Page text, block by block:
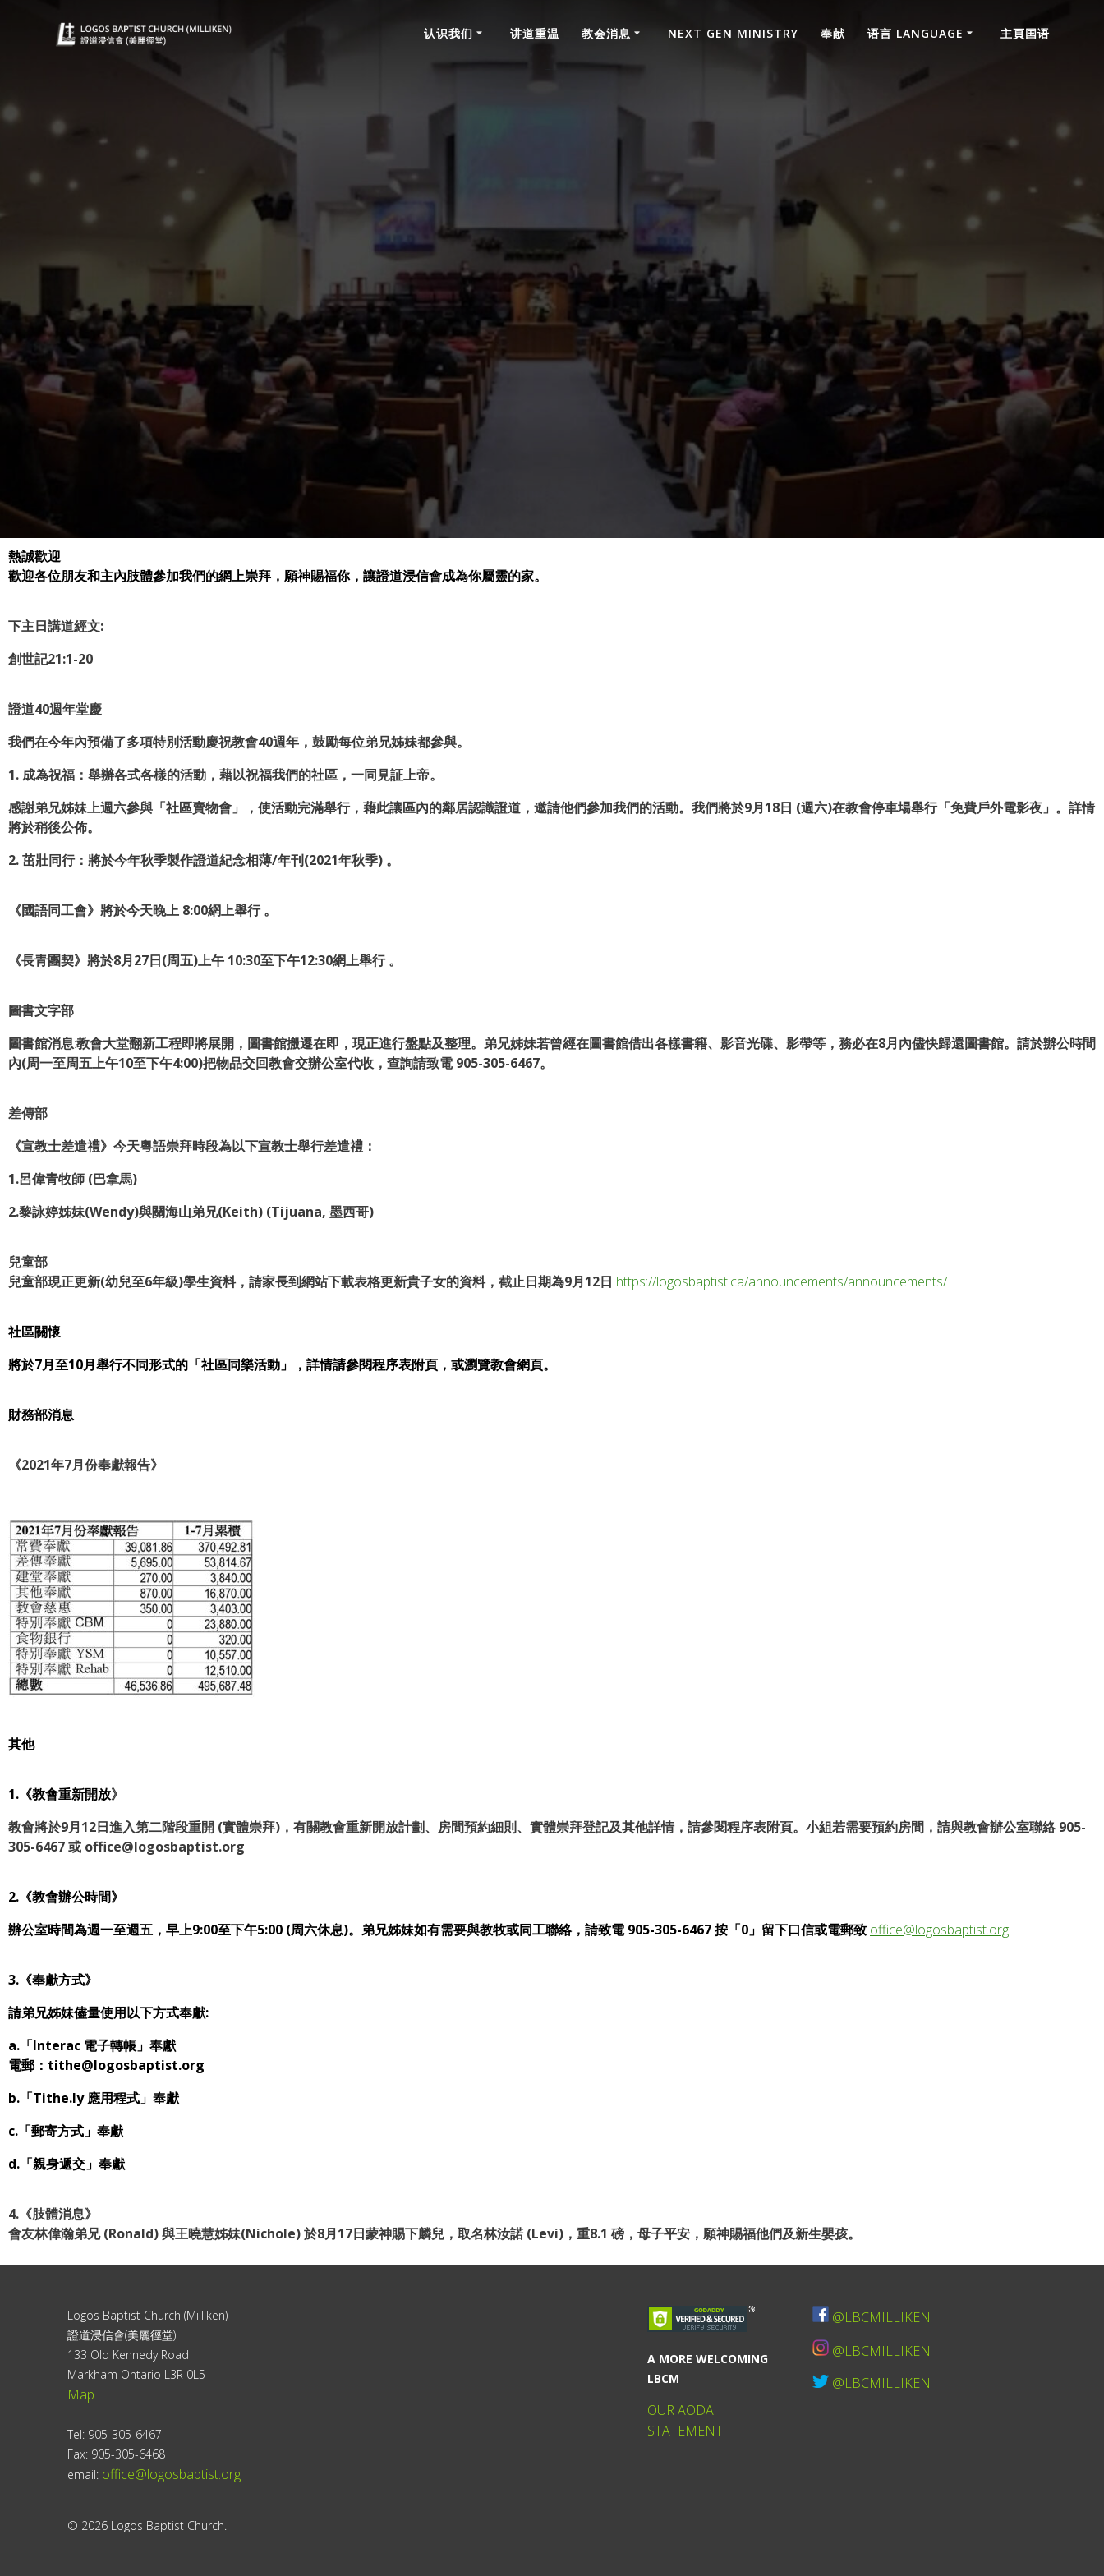
认识我们 讲道重温 教会消息 NEXT GEN MINISTRY 奉献 语言 LANGUAGE 主頁国语
熱誠歡迎
歡迎各位朋友和主內肢體參加我們的網上崇拜，願神賜福你，讓證道浸信會成為你屬靈的家。
下主日講道經文:
創世記21:1-20
證道40週年堂慶
我們在今年內預備了多項特別活動慶祝教會40週年，鼓勵每位弟兄姊妹都參與。
1. 成為祝福：舉辦各式各樣的活動，藉以祝福我們的社區，一同見証上帝。
感謝弟兄姊妹上週六參與「社區賣物會」，使活動完滿舉行，藉此讓區內的鄰居認識證道，邀請他們參加我們的活動。我們將於9月18日 (週六)在教會停車場舉行「免費戶外電影夜」。詳情
將於稍後公佈。
2. 茁壯同行：將於今年秋季製作證道紀念相薄/年刊(2021年秋季) 。
《國語同工會》將於今天晚上 8:00網上舉行 。
《長青團契》 將於8月27日(周五)上午 10:30至下午12:30網上舉行 。
圖書文字部
圖書館消息:教會大堂翻新工程即將展開，圖書館搬遷在即，現正進行盤點及整理。弟兄姊妹若曾經在圖書館借出各樣書籍、影音光碟、影帶等，務必在8月內儘快歸還圖書館。請於辦公時間
內(周一至周五上午10至下午4:00)把物品交回教會交辦公室代收，查詢請致電 905-305-6467。
差傳部
《宣教士差遣禮》今天粵語崇拜時段為以下宣教士舉行差遣禮：
1.呂偉青牧師 (巴拿馬)
2.黎詠婷姊妹(Wendy)與關海山弟兄(Keith) (Tijuana, 墨西哥)
兒童部
兒童部現正更新(幼兒至6年級)學生資料，請家長到網站下載表格更新貴子女的資料，截止日期為9月12日 https://logosbaptist.ca/announcements/announcements/
社區關懷
將於7月至10月舉行不同形式的「社區同樂活動」，詳情請參閱程序表附頁，或瀏覽教會網頁。
財務部消息
《2021年7月份奉獻報告》
其他
1.《教會重新開放》
教會將於9月12日進入第二階段重開 (實體崇拜)，有關教會重新開放計劃、房間預約細則、實體崇拜登記及其他詳情，請參閱程序表附頁。小組若需要預約房間，請與教會辦公室聯絡 905-
305-6467 或 office@logosbaptist.org
2.《教會辦公時間》
辦公室時間為週一至週五，早上9:00至下午5:00 (周六休息)。弟兄姊妹如有需要與教牧或同工聯絡，請致電 905-305-6467 按「0」留下口信或電郵致 office@logosbaptist.org
3.《奉獻方式》
請弟兄姊妹儘量使用以下方式奉獻:
a.「Interac 電子轉帳」奉獻
電郵：tithe@logosbaptist.org
b.「Tithe.ly 應用程式」奉獻
c.「郵寄方式」奉獻
d.「親身遞交」奉獻
4.《肢體消息》
會友林偉瀚弟兄 (Ronald) 與王曉慧姊妹(Nichole) 於8月17日蒙神賜下麟兒，取名林汝諾 (Levi)，重8.1 磅，母子平安，願神賜福他們及新生嬰孩。
Logos Baptist Church (Milliken)
證道浸信會(美麗徑堂)
133 Old Kennedy Road
Markham Ontario L3R 0L5
Map
Tel: 905-305-6467
Fax: 905-305-6468
email: office@logosbaptist.org
© 2026 Logos Baptist Church.
A MORE WELCOMING
LBCM
OUR AODA
STATEMENT
@LBCMILLIKEN
@LBCMILLIKEN
@LBCMILLIKEN